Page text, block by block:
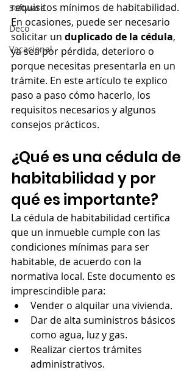
Software
Deco
Vacacional
requisitos mínimos de habitabilidad.
En ocasiones, puede ser necesario
solicitar un duplicado de la cédula,
ya sea por pérdida, deterioro o
porque necesitas presentarla en un
trámite. En este artículo te explico
paso a paso cómo hacerlo, los
requisitos necesarios y algunos
consejos prácticos.
¿Qué es una cédula de
habitabilidad y por
qué es importante?
La cédula de habitabilidad certifica
que un inmueble cumple con las
condiciones mínimas para ser
habitable, de acuerdo con la
normativa local. Este documento es
imprescindible para:
Vender o alquilar una vivienda.
Dar de alta suministros básicos
como agua, luz y gas.
Realizar ciertos trámites
administrativos.